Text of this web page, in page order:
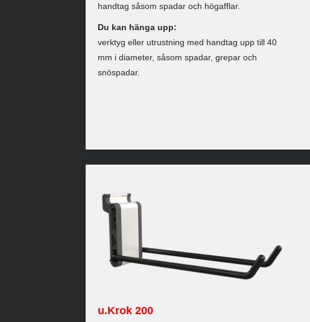
handtag såsom spadar och högafflar.
Du kan hänga upp:
verktyg eller utrustning med handtag upp till 40
mm i diameter, såsom spadar, grepar och
snöspadar.
u.Krok 200